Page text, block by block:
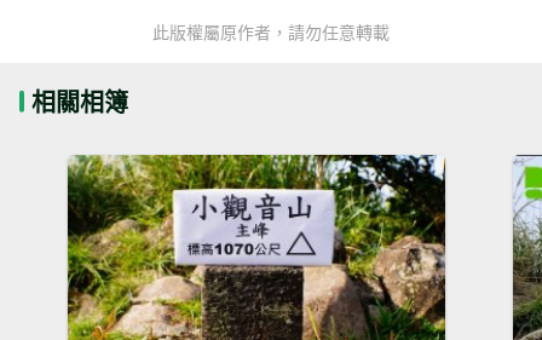
此版權屬原作者，請勿任意轉載
相關相簿